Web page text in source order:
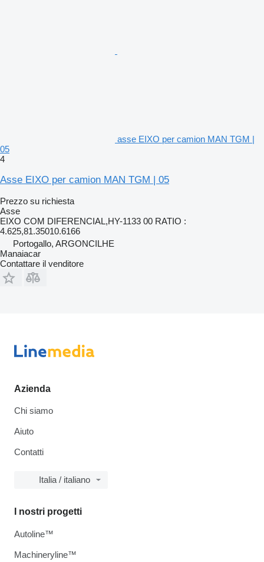
asse EIXO per camion MAN TGM |
05
4
Asse EIXO per camion MAN TGM | 05
Prezzo su richiesta
Asse
EIXO COM DIFERENCIAL,HY-1133 00 RATIO :
4.625,81.35010.6166
Portogallo, ARGONCILHE
Manaiacar
Contattare il venditore
Azienda
Chi siamo
Aiuto
Contatti
Italia / italiano
I nostri progetti
Autoline™
Machineryline™